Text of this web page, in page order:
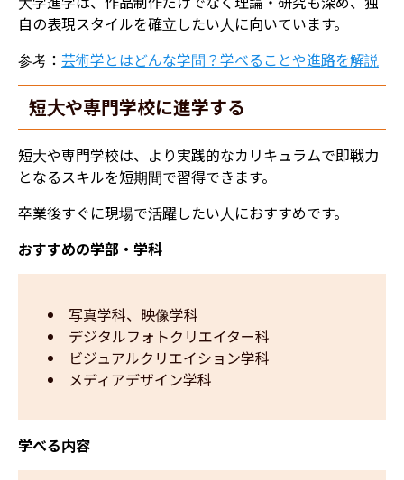
自の表現スタイルを確立したい人に向いています。
参考： 芸術学とはどんな学問？学べることや進路を解説
短大や専門学校に進学する
短大や専門学校は、より実践的なカリキュラムで即戦力
となるスキルを短期間で習得できます。
卒業後すぐに現場で活躍したい人におすすめです。
おすすめの学部・学科
写真学科、映像学科
デジタルフォトクリエイター科
ビジュアルクリエイション学科
メディアデザイン学科
学べる内容